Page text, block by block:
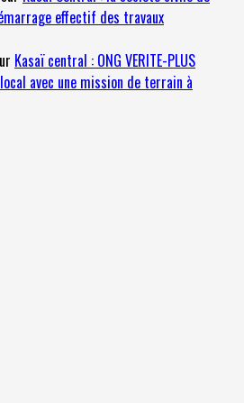
effectif des travaux
Kasaï central : ONG VERITE-PLUS
avec une mission de terrain à